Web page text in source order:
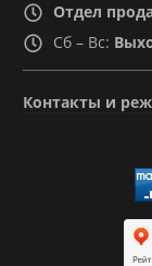
Отдел
Сб – Вс:
Контакты и